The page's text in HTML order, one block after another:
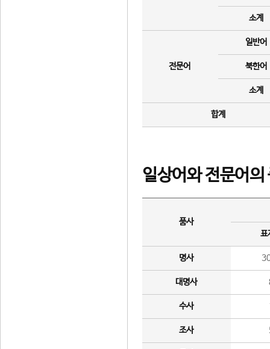
소계
전문어
일반어
북한어
소계
합계
일상어와 전문어의
품사
표
명사
대명사
수사
조사